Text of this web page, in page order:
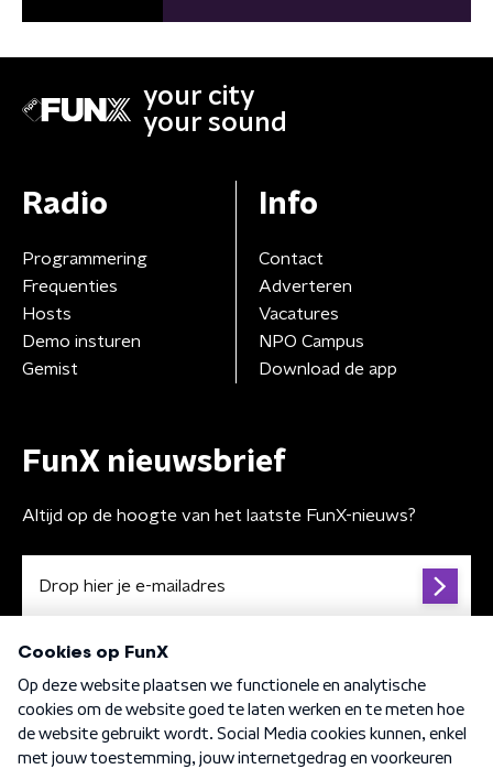
your city
your sound
Radio
Programmering
Frequenties
Hosts
Demo insturen
Gemist
Info
Contact
Adverteren
Vacatures
NPO Campus
Download de app
FunX nieuwsbrief
Altijd op de hoogte van het laatste FunX-nieuws?
Algemene voorwaarden Privacybeleid